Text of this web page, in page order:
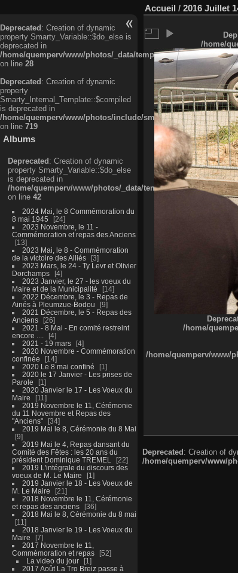
Deprecated: Creation of dynamic
property Smarty_Variable::$do_else is
deprecated in
/home/quemperv/www/photos/_data/templates_c/
on line 28
Deprecated: Creation of dynamic
property
Smarty_Internal_Template::$compiled
is deprecated in
/home/quemperv/www/photos/include/smarty/libs/sysplugins/
on line 719
Albums
Deprecated: Creation of dynamic
property Smarty_Variable::$do_else
is deprecated in
/home/quemperv/www/photos/_data/templates_c/
on line 42
2024 Mai, le 8 Commémoration du
8 mai 1945
24
2023 Novembre, le 11 -
Commémoration et repas des Anciens
13
2023 Mai, le 8 - Commémoration
de la victoire des Alliés
3
2023 Mars, le 24 - Ty Levr et Olivier
Dorchamps
4
2023 Janvier, le 27 - les voeux du
Maire et de la Municipalité
14
2022 Décembre, le 3 - Repas de
Ainés à Pleumzue-Bodou
9
2021 Décembre, le 5 - Repas des
Anciens
26
2021 - 8 Mai - En comité restreint
encore ....
4
2021 - 19 mars
4
2020 Novembre - Commémoration
confinée
14
2020 Le 8 mai confiné
1
2020 le 17 Janvier - Les prises de
Parole
1
2020 Janvier le 17 - Les Voeux du
Maire
11
2019 Novembre le 11, Cérémonie
du 11 Novembre et Repas des
"Anciens"
34
2019 Mai le 8, Cérémonie du 8 Mai
9
2019 Mai le 4, Repas dansant du
Comité des Fêtes : les 20 ans du
président Dominique TREMEL
22
2019 L'intégrale du discours des
voeux de M. Le Maire
1
2019 Janvier le 18 - Les Voeux de
M. Le Maire
21
2018 Novembre le 11, Cérémonie
et repas des anciens
36
2018 Mai le 8, Cérémonie du 8 mai
11
2018 Janvier le 19 - Les Voeux du
Maire
7
2017 Novembre le 11,
Commémoration et repas
52
La video du jour
1
2017 Août La Tro Breiz passe à
Accueil / 2016 Juillet
/home/
/home/
/home/quemperv/www/
Deprecated: Creation of
/home/quemperv/www/